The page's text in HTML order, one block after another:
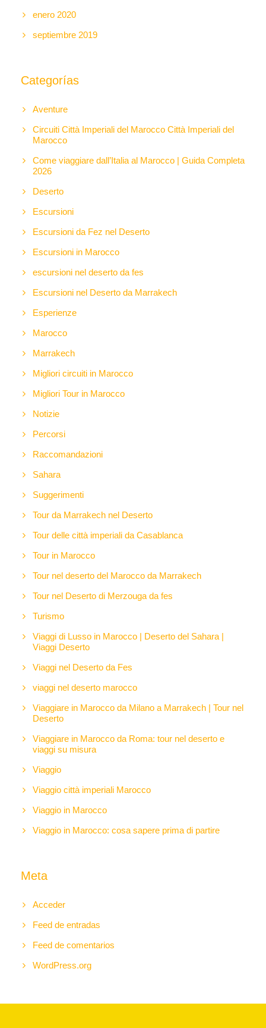
enero 2020
septiembre 2019
Categorías
Aventure
Circuiti Città Imperiali del Marocco Città Imperiali del
Marocco
Come viaggiare dall’Italia al Marocco | Guida Completa
2026
Deserto
Escursioni
Escursioni da Fez nel Deserto
Escursioni in Marocco
escursioni nel deserto da fes
Escursioni nel Deserto da Marrakech
Esperienze
Marocco
Marrakech
Migliori circuiti in Marocco
Migliori Tour in Marocco
Notizie
Percorsi
Raccomandazioni
Sahara
Suggerimenti
Tour da Marrakech nel Deserto
Tour delle città imperiali da Casablanca
Tour in Marocco
Tour nel deserto del Marocco da Marrakech
Tour nel Deserto di Merzouga da fes
Turismo
Viaggi di Lusso in Marocco | Deserto del Sahara |
Viaggi Deserto
Viaggi nel Deserto da Fes
viaggi nel deserto marocco
Viaggiare in Marocco da Milano a Marrakech | Tour nel
Deserto
Viaggiare in Marocco da Roma: tour nel deserto e
viaggi su misura
Viaggio
Viaggio città imperiali Marocco
Viaggio in Marocco
Viaggio in Marocco: cosa sapere prima di partire
Meta
Acceder
Feed de entradas
Feed de comentarios
WordPress.org